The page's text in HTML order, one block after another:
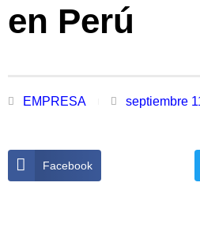
en Perú
EMPRESA septiembre
Facebook